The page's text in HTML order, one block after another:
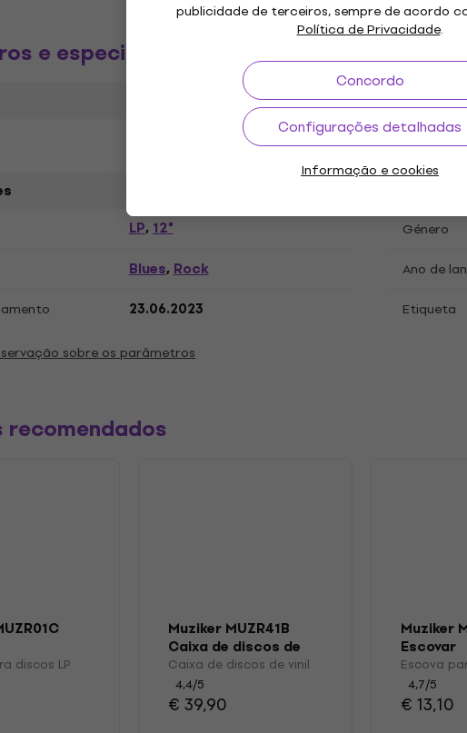
publicidade de terceiros, sempre de acordo
Política de Privacidade.
Concordo
Configurações detalhadas
Informação e cookies
e especificações
LP,12" Género
Blues,Rock Ano de
23.06.2023 Etiqueta
sobre os parâmetros
recomendados
discos LP
Muziker MUZR41B
Caixa de discos de
vinil
Caixa de discos de vinil
4,4/5
€ 39,90
Muziker
Escovar
Escova
4,7/5
€ 13,10